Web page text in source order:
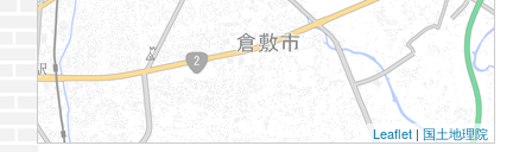
Leaflet| 国土地理院